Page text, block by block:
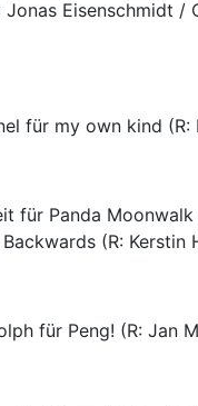
Jonas Eisenschmidt /
für my own kind (R:
für Panda
(R: Kerstin
für Peng! (R: Jan